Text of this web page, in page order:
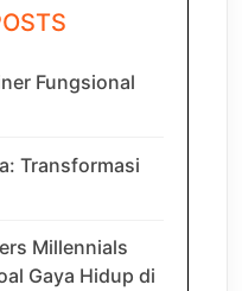
Fungsional
Transformasi
Millennials
Gaya Hidup di